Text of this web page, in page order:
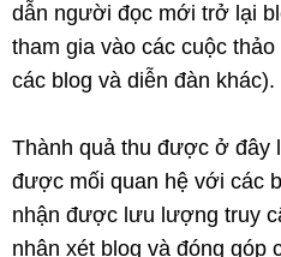
dẫn người đọc mới trở lại
tham gia vào các cuộc
các blog và diễn đàn khác).
Thành quả thu được ở đây
được mối quan hệ với các
nhận được lưu lượng truy
nhận xét blog và đóng góp